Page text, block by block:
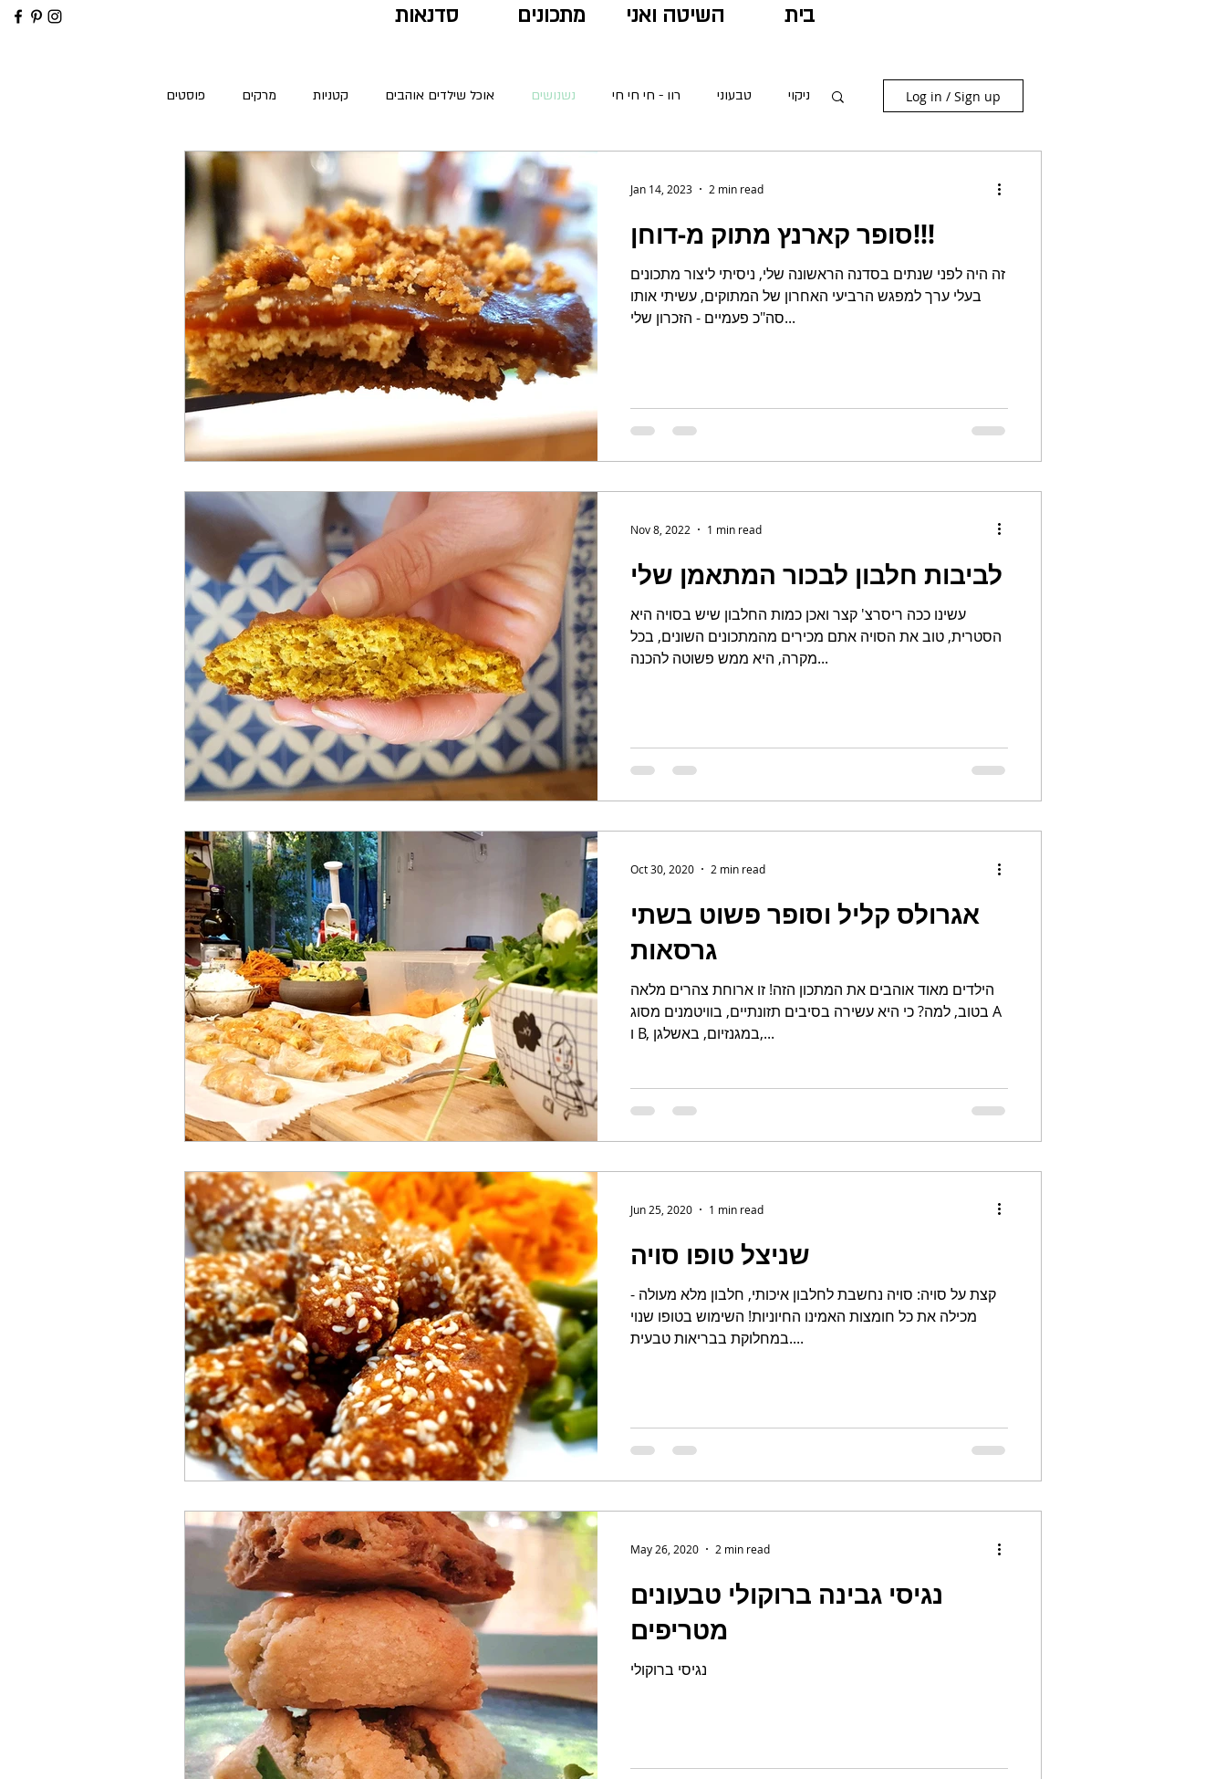
סדנאות מתכונים השיטה ואני בית
פוסטים מרקים קטניות אוכל שילדים אוהבים נשנושים רוו - חי חי חי טבעוני ניקוי
הכנות ושיטות במטבח בריא מתוקים גבינות
Log in / Sign up
סופר קארנץ מתוק מ-דוחן!!!
זה היה לפני שנתים בסדנה הראשונה שלי, ניסיתי ליצור מתכונים
בעלי ערך למפגש הרביעי האחרון של המתוקים, עשיתי אותו
סה"כ פעמיים - הזכרון שלי...
Jan 14, 2023 2 min read
לביבות חלבון לבכור המתאמן שלי
עשינו ככה ריסרצ' קצר ואכן כמות החלבון שיש בסויה היא
הסטרית, טוב את הסויה אתם מכירים מהמתכונים השונים, בכל
מקרה, היא ממש פשוטה להכנה...
Nov 8, 2022 1 min read
אגרולס קליל וסופר פשוט בשתי
גרסאות
הילדים מאוד אוהבים את המתכון הזה! זו ארוחת צהרים מלאה
בטוב, למה? כי היא עשירה בסיבים תזונתיים, בוויטמנים מסוג A
ו B, במגנזיום, באשלגן,...
Oct 30, 2020 2 min read
שניצל טופו סויה
קצת על סויה: סויה נחשבת לחלבון איכותי, חלבון מלא מעולה -
מכילה את כל חומצות האמינו החיוניות! השימוש בטופו שנוי
במחלוקת בבריאות טבעית....
Jun 25, 2020 1 min read
נגיסי גבינה ברוקולי טבעונים
מטריפים
נגיסי ברוקולי
May 26, 2020 2 min read